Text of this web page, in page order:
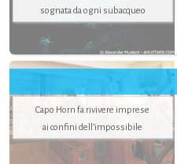
sognata da ogni subacqueo
Capo Horn fa rivivere imprese
ai confini dell’impossibile